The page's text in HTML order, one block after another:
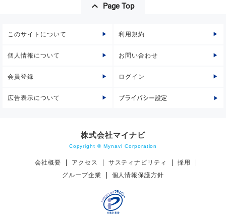
Page Top
このサイトについて 利用規約
個人情報について お問い合わせ
会員登録 ログイン
広告表示について プライバシー設定
株式会社マイナビ
Copyright © Mynavi Corporation
会社概要 アクセス サスティナビリティ
採用
グループ企業
個人情報保護方針